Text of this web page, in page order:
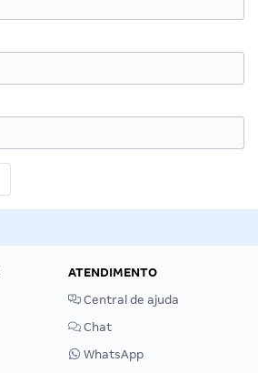
ATENDIMENTO
Central de ajuda
Chat
WhatsApp